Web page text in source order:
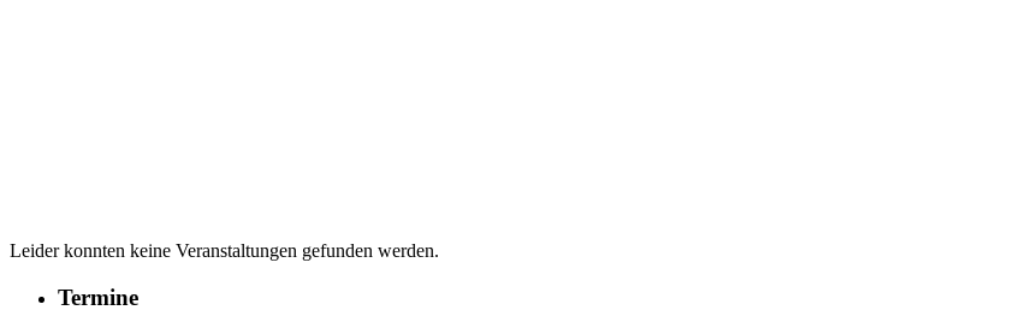
Leider konnten keine Veranstaltungen gefunden werden.
Termine